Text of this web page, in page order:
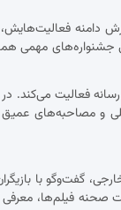
کرد. با گسترش دامنه
جشنواره‌های مهمی
رسانه فعالیت می‌کند.
و مصاحبه‌های عمیق
با بازیگران،
صحنه فیلم‌ها،